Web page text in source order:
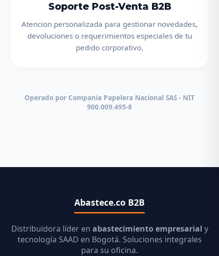
Soporte Post-Venta B2B
Atencion personalizada para gestionar novedades,
devoluciones o requerimientos especiales de tu
pedido corporativo.
Operado por Compania Papelera Nacional SAS - NIT
900.009.495-8
Abastece.co B2B
Distribuidora líder en abastecimiento empresarial y
tecnología SAAD en Bogotá. Soluciones integrales
para su oficina.